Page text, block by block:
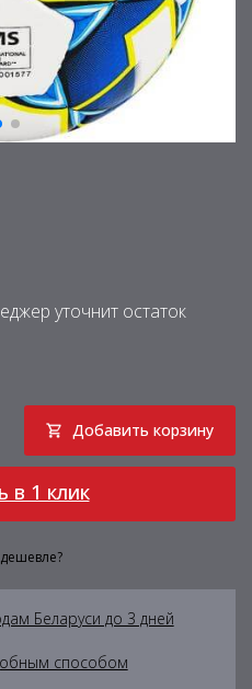
уточнит остаток
Добавить корзину
в 1 клик
Беларуси до 3 дней
способом